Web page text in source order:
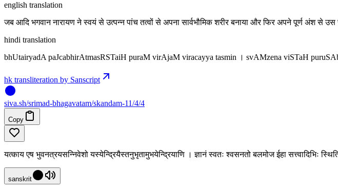
english translation
जब आदि भगवान नारायण ने स्वयं से उत्पन्न पांच तत्वों से अपना सार्वभौमिक शरीर बनाया और फिर अपने पूर्ण अंश से
hindi translation
bhUtairyadA paJcabhirAtmasRSTaiH puraM virAjaM viracayya tasmin । svAMzena viSTaH
hk transliteration by Sanscript
siva.sh/srimad-bhagavatam/skandam-11/4/4
Copy
यत्काय एष भुवनत्रयसन्निवेशो यस्येन्द्रियैस्तनुभृतामुभयेन्द्रियाणि । ज्ञानं स्वतः श्वसनतो बलमोज ईहा सत्त्वादिभिः
sanskrit